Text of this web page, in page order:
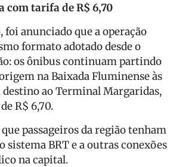
com tarifa de R$ 6,70
anunciado que a operação
formato adotado desde o
os ônibus continuam partindo
na Baixada Fluminense às
destino ao Terminal Margaridas,
R$ 6,70.
passageiros da região tenham
sistema BRT e a outras conexões
na capital.